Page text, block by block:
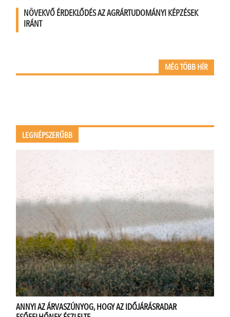
NÖVEKVŐ ÉRDEKLŐDÉS AZ AGRÁRTUDOMÁNYI KÉPZÉSEK
IRÁNT
MÉG TÖBB HÍR
LEGNÉPSZERŰBB